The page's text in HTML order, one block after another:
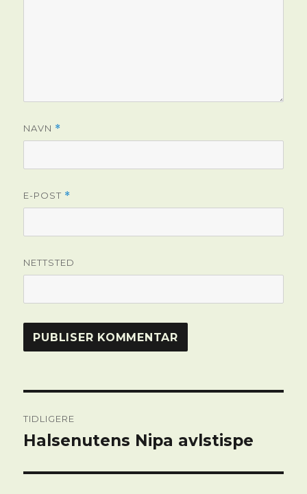
NAVN *
E-POST *
NETTSTED
TIDLIGERE
Forrige
Halsenutens Nipa avlstispe